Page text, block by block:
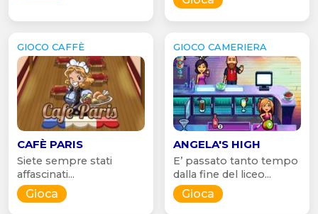
GIOCO CAFFÈ
CAFÈ PARIS
Siete sempre stati
affascinati...
Gioca
GIOCO CAMERIERA
ANGELA'S HIGH
E’ passato tanto tempo
dalla fine del liceo...
Gioca